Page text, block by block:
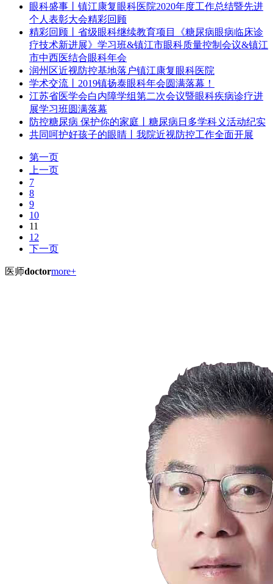
眼科盛事丨镇江康复眼科医院2020年度工作总结暨先进
个人表彰大会精彩回顾
精彩回顾丨省级眼科继续教育项目《糖尿病眼病临床诊
疗技术新进展》学习班&镇江市眼科质量控制会议&镇江
市中西医结合眼科年会
润州区近视防控基地落户镇江康复眼科医院
学术交流丨2019镇扬泰眼科年会圆满落幕！
江苏省医学会白内障学组第二次会议暨眼科疾病诊疗进
展学习班圆满落幕
防控糖尿病 保护你的家庭丨糖尿病日多学科义活动纪实
共同呵护好孩子的眼睛丨我院近视防控工作全面开展
第一页
上一页
7
8
9
10
11
12
下一页
医师doctormore+